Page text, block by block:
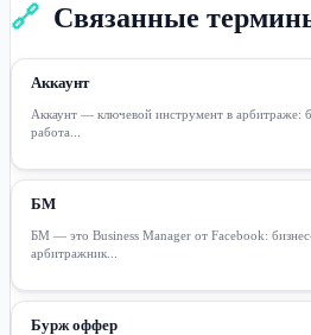
🔗 Связанные
Аккаунт
Аккаунт — ключевой инструмент в арбитраже:
работа...
БМ
БМ — это Business Manager от Facebook:
арбитражник...
Бурж оффер